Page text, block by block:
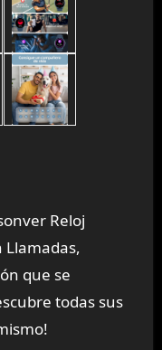
Reloj
que se
todas sus